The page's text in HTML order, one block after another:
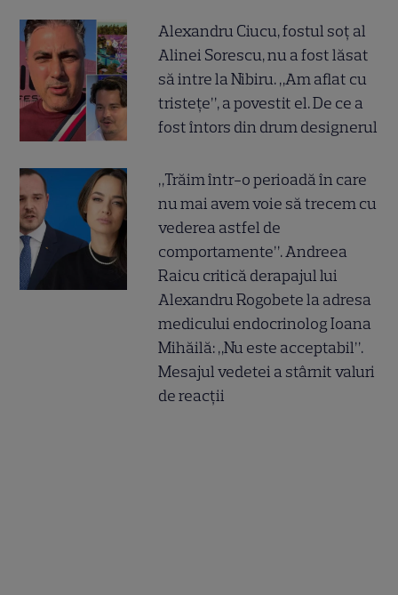
Alexandru Ciucu, fostul soț al
Alinei Sorescu, nu a fost lăsat
să intre la Nibiru. „Am aflat cu
tristețe”, a povestit el. De ce a
fost întors din drum designerul
„Trăim într-o perioadă în care
nu mai avem voie să trecem cu
vederea astfel de
comportamente”. Andreea
Raicu critică derapajul lui
Alexandru Rogobete la adresa
medicului endocrinolog Ioana
Mihăilă: „Nu este acceptabil”.
Mesajul vedetei a stârnit valuri
de reacții